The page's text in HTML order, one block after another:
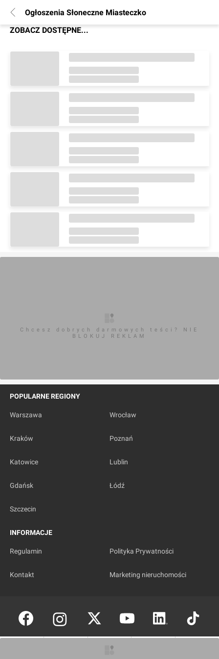
Ogłoszenia Słoneczne Miasteczko
ZOBACZ DOSTĘPNE...
Chcesz dobrych darmowych teści? NIE
BLOKUJ REKLAM
POPULARNE REGIONY
Warszawa Wrocław
Kraków Poznań
Katowice Lublin
Gdańsk Łódź
Szczecin
INFORMACJE
Regulamin Polityka Prywatności
Kontakt Marketing nieruchomości